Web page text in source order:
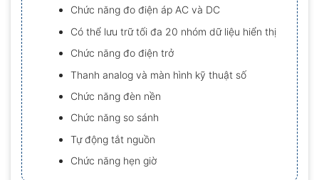
Chức năng đo điện áp AC và DC
Có thể lưu trữ tối đa 20 nhóm dữ liệu hiển thị
Chức năng đo điện trở
Thanh analog và màn hình kỹ thuật số
Chức năng đèn nền
Chức năng so sánh
Tự động tắt nguồn
Chức năng hẹn giờ